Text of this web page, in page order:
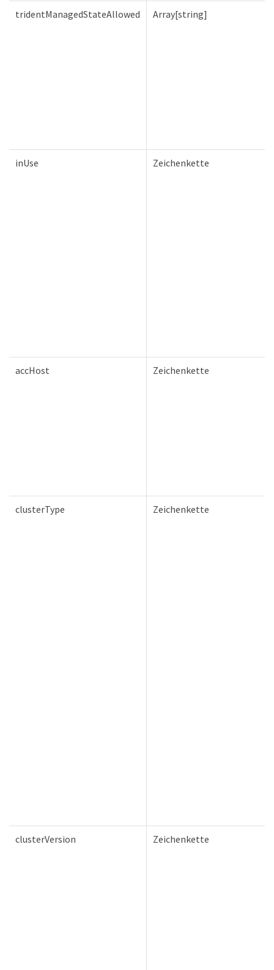
tridentManagedStateAllowed Array[string]
inUse Zeichenkette
accHost Zeichenkette
clusterType Zeichenkette
clusterVersion Zeichenkette